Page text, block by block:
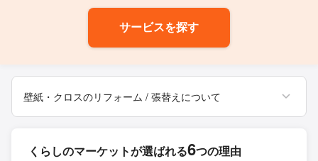
サービスを探す
壁紙・クロスのリフォーム / 張替えについて
くらしのマーケットが選ばれる6つの理由